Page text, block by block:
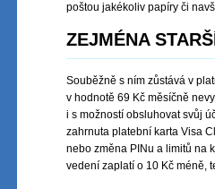
poštou jakékoliv papíry či
ZEJMÉNA
Souběžně s ním zůstává v
v hodnotě 69 Kč měsíčně
i s možností obsluhovat svůj
zahrnuta platební karta Visa
nebo změna PINu a limitů na
vedení zaplatí o 10 Kč méně,